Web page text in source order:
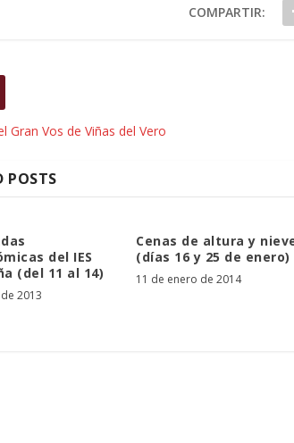
COMPARTIR:
Gran Vos de Viñas del Vero
POSTS
del IES
(del 11 al 14)
2013
Cenas de altura y
(días 16 y 25 de enero)
11 de enero de 2014